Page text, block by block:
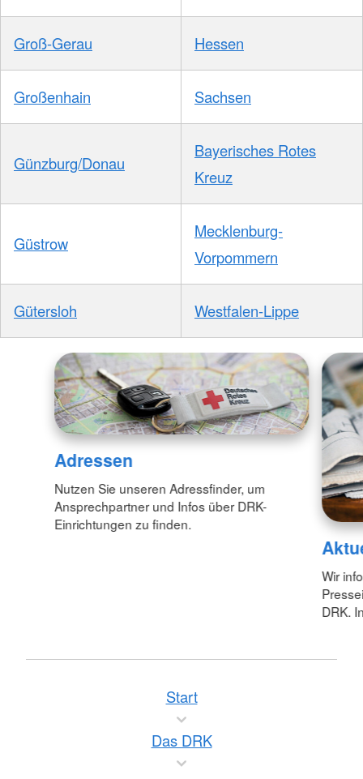
Groß-Gerau Hessen
Großenhain Sachsen
Günzburg/Donau
Bayerisches Rotes
Kreuz
Güstrow
Mecklenburg-
Vorpommern
Gütersloh Westfalen-Lippe
Adressen
Nutzen Sie unseren Adressfinder, um
Ansprechpartner und Infos über DRK-
Einrichtungen zu finden.
Wir
DRK.
Start
Das DRK